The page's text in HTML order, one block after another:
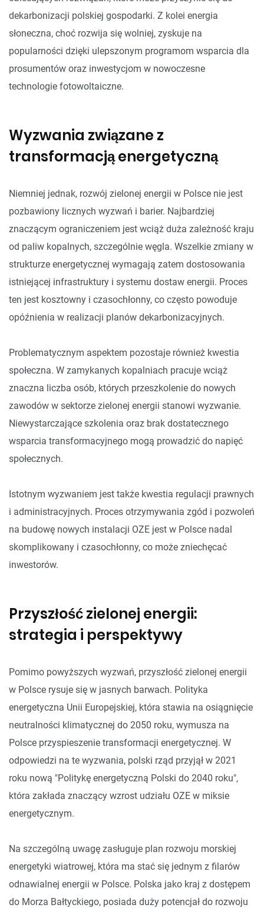
dekarbonizacji polskiej gospodarki. Z kolei energia
słoneczna, choć rozwija się wolniej, zyskuje na
popularności dzięki ulepszonym programom wsparcia dla
prosumentów oraz inwestycjom w nowoczesne
technologie fotowoltaiczne.
Wyzwania związane z
transformacją energetyczną
Niemniej jednak, rozwój zielonej energii w Polsce nie jest
pozbawiony licznych wyzwań i barier. Najbardziej
znaczącym ograniczeniem jest wciąż duża zależność kraju
od paliw kopalnych, szczególnie węgla. Wszelkie zmiany w
strukturze energetycznej wymagają zatem dostosowania
istniejącej infrastruktury i systemu dostaw energii. Proces
ten jest kosztowny i czasochłonny, co często powoduje
opóźnienia w realizacji planów dekarbonizacyjnych.
Problematycznym aspektem pozostaje również kwestia
społeczna. W zamykanych kopalniach pracuje wciąż
znaczna liczba osób, których przeszkolenie do nowych
zawodów w sektorze zielonej energii stanowi wyzwanie.
Niewystarczające szkolenia oraz brak dostatecznego
wsparcia transformacyjnego mogą prowadzić do napięć
społecznych.
Istotnym wyzwaniem jest także kwestia regulacji prawnych
i administracyjnych. Proces otrzymywania zgód i pozwoleń
na budowę nowych instalacji OZE jest w Polsce nadal
skomplikowany i czasochłonny, co może zniechęcać
inwestorów.
Przyszłość zielonej energii:
strategia i perspektywy
Pomimo powyższych wyzwań, przyszłość zielonej energii
w Polsce rysuje się w jasnych barwach. Polityka
energetyczna Unii Europejskiej, która stawia na osiągnięcie
neutralności klimatycznej do 2050 roku, wymusza na
Polsce przyspieszenie transformacji energetycznej. W
odpowiedzi na te wyzwania, polski rząd przyjął w 2021
roku nową "Politykę energetyczną Polski do 2040 roku",
która zakłada znaczący wzrost udziału OZE w miksie
energetycznym.
Na szczególną uwagę zasługuje plan rozwoju morskiej
energetyki wiatrowej, która ma stać się jednym z filarów
odnawialnej energii w Polsce. Polska jako kraj z dostępem
do Morza Bałtyckiego, posiada duży potencjał do rozwoju